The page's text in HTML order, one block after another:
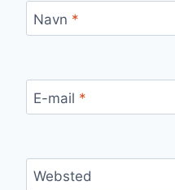
Navn *
E-mail *
Websted